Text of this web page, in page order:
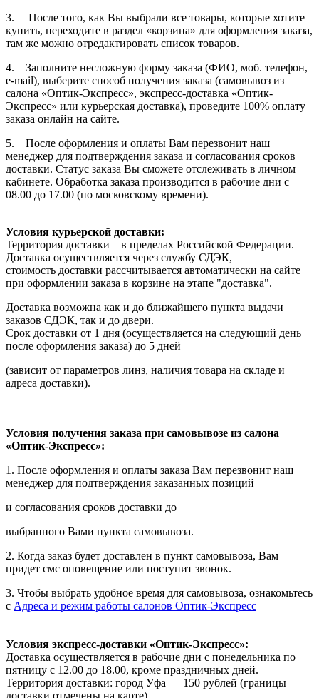
3. После того, как Вы выбрали все товары, которые хотите
купить, переходите в раздел «корзина» для оформления заказа,
там же можно отредактировать список товаров.
4. Заполните несложную форму заказа (ФИО, моб. телефон,
e-mail), выберите способ получения заказа (самовывоз из
салона «Оптик-Экспресс», экспресс-доставка «Оптик-
Экспресс» или курьерская доставка), проведите 100% оплату
заказа онлайн на сайте.
5. После оформления и оплаты Вам перезвонит наш
менеджер для подтверждения заказа и согласования сроков
доставки. Статус заказа Вы сможете отслеживать в личном
кабинете. Обработка заказа производится в рабочие дни с
08.00 до 17.00 (по московскому времени).
Условия курьерской доставки:
Территория доставки – в пределах Российской Федерации.
Доставка осуществляется через службу СДЭК,
стоимость доставки рассчитывается автоматически на сайте
при оформлении заказа в корзине на этапе "доставка".
Доставка возможна как и до ближайшего пункта выдачи
заказов СДЭК, так и до двери.
Срок доставки от 1 дня (осуществляется на следующий день
после оформления заказа) до 5 дней
(зависит от параметров линз, наличия товара на складе и
адреса доставки).
Условия получения заказа при самовывозе из салона
«Оптик-Экспресс»:
1. После оформления и оплаты заказа Вам перезвонит наш
менеджер для подтверждения заказанных позиций
и согласования сроков доставки до
выбранного Вами пункта самовывоза.
2. Когда заказ будет доставлен в пункт самовывоза, Вам
придет смс оповещение или поступит звонок.
3. Чтобы выбрать удобное время для самовывоза, ознакомьтесь
с Адреса и режим работы салонов Оптик-Экспресс
Условия экспресс-доставки «Оптик-Экспресс»:
Доставка осуществляется в рабочие дни с понедельника по
пятницу с 12.00 до 18.00, кроме праздничных дней.
Территория доставки: город Уфа — 150 рублей (границы
доставки отмечены на карте).